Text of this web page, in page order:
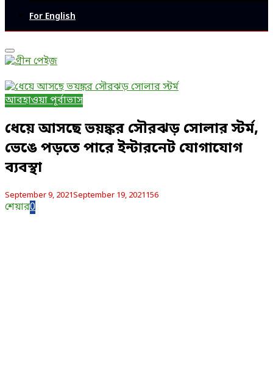
For English
Primary
Menu
আবহাওয়া পূর্বাভাস
ধেয়ে আসছে ভয়ঙ্কর সৌরঝড় সোলার স্টর্ম,
ভেঙে পড়তে পারে ইন্টারনেট যোগাযোগ
ব্যবস্থা
September 9, 2021September 19, 2021156
শেয়ার0